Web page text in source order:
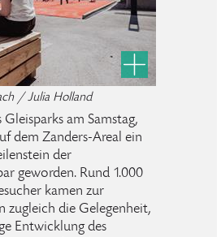
/ Julia Holland
am Samstag,
dem Zanders-Areal ein
der
geworden. Rund 1.000
kamen zur
zugleich die Gelegenheit,
Entwicklung des